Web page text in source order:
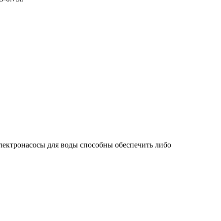
для воды способны обеспечить либо